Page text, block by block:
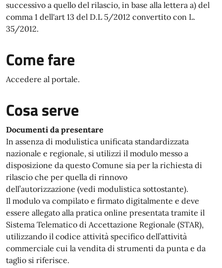
successivo a quello del rilascio, in base alla lettera a) del
comma 1 dell'art 13 del D.L 5/2012 convertito con L.
35/2012.
Come fare
Accedere al portale.
Cosa serve
Documenti da presentare
In assenza di modulistica unificata standardizzata
nazionale e regionale, si utilizzi il modulo messo a
disposizione da questo Comune sia per la richiesta di
rilascio che per quella di rinnovo
dell’autorizzazione (vedi modulistica sottostante).
Il modulo va compilato e firmato digitalmente e deve
essere allegato alla pratica online presentata tramite il
Sistema Telematico di Accettazione Regionale (STAR),
utilizzando il codice attività specifico dell’attività
commerciale cui la vendita di strumenti da punta e da
taglio si riferisce.